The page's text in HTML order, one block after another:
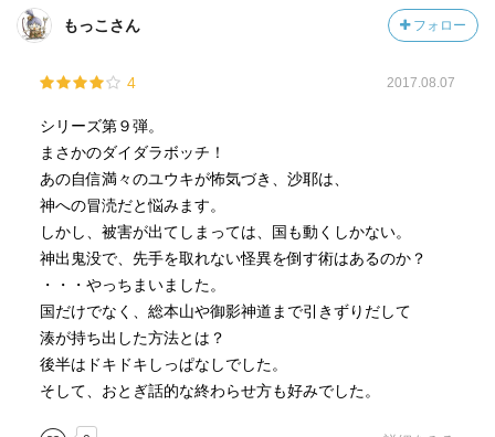
もっこさん フォロー
4 2017.08.07
シリーズ第９弾。
まさかのダイダラボッチ！
あの自信満々のユウキが怖気づき、沙耶は、
神への冒涜だと悩みます。
しかし、被害が出てしまっては、国も動くしかない。
神出鬼没で、先手を取れない怪異を倒す術はあるのか？
・・・やっちまいました。
国だけでなく、総本山や御影神道まで引きずりだして
湊が持ち出した方法とは？
後半はドキドキしっぱなしでした。
そして、おとぎ話的な終わらせ方も好みでした。